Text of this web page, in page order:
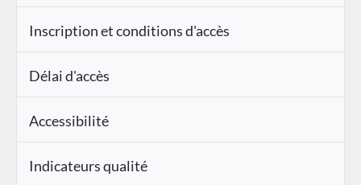
Inscription et conditions d'accès
Délai d'accès
Accessibilité
Indicateurs qualité